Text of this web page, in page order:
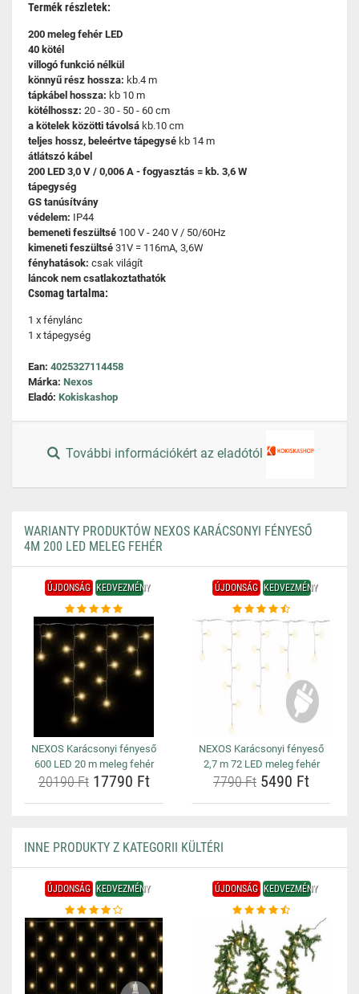
Termék részletek:
200 meleg fehér LED
40 kötél
villogó funkció nélkül
könnyű rész hossza: kb.4 m
tápkábel hossza: kb 10 m
kötélhossz: 20 - 30 - 50 - 60 cm
a kötelek közötti távolsá kb.10 cm
teljes hossz, beleértve tápegysé kb 14 m
átlátszó kábel
200 LED 3,0 V / 0,006 A - fogyasztás = kb. 3,6 W
tápegység
GS tanúsítvány
védelem: IP44
bemeneti feszültsé 100 V - 240 V / 50/60Hz
kimeneti feszültsé 31V = 116mA, 3,6W
fényhatások: csak világít
láncok nem csatlakoztathatók
Csomag tartalma:
1 x fénylánc
1 x tápegység
Ean: 4025327114458
Márka: Nexos
Eladó: Kokiskashop
További információkért az eladótól
WARIANTY PRODUKTÓW NEXOS KARÁCSONYI FÉNYESŐ
4M 200 LED MELEG FEHÉR
ÚJDONSÁG KEDVEZMÉNY
NEXOS Karácsonyi fényeső
600 LED 20 m meleg fehér
20190 Ft17790 Ft
ÚJDONSÁG KEDVEZMÉNY
NEXOS Karácsonyi fényeső
2,7 m 72 LED meleg fehér
7790 Ft 5490 Ft
INNE PRODUKTY Z KATEGORII KÜLTÉRI
ÚJDONSÁG KEDVEZMÉNY ÚJDONSÁG KEDVEZMÉNY